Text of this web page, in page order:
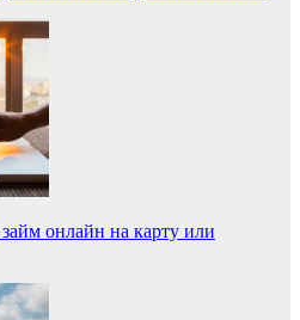
онлайн на карту или